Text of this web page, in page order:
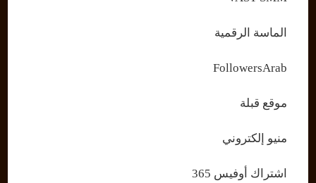
الماسة الرقمية
FollowersArab
موقع قبلة
منيو إلكتروني
اشتراك أوفيس 365